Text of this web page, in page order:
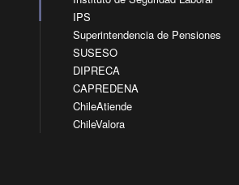
IPS
Superintendencia de Pensiones
SUSESO
DIPRECA
CAPREDENA
ChileAtiende
ChileValora